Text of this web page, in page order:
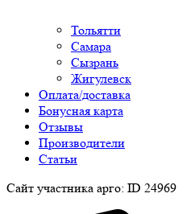
Тольятти
Самара
Сызрань
Жигулевск
Оплата/доставка
Бонусная карта
Отзывы
Производители
Статьи
Сайт участника арго: ID 24969